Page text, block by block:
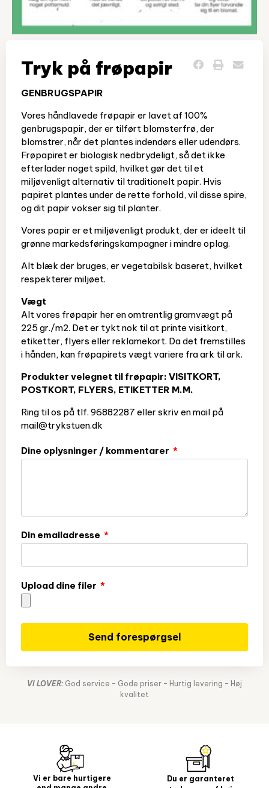
Tryk på frøpapir
GENBRUGSPAPIR
Vores håndlavede frøpapir er lavet af 100%
genbrugspapir, der er tilført blomsterfrø, der
blomstrer, når det plantes indendørs eller udendørs.
Frøpapiret er biologisk nedbrydeligt, så det ikke
efterlader noget spild, hvilket gør det til et
miljøvenligt alternativ til traditionelt papir. Hvis
papiret plantes under de rette forhold, vil disse spire,
og dit papir vokser sig til planter.
Vores papir er et miljøvenligt produkt, der er ideelt til
grønne markedsføringskampagner i mindre oplag.
Alt blæk der bruges, er vegetabilsk baseret, hvilket
respekterer miljøet.
Vægt
Alt vores frøpapir her en omtrentlig gramvægt på
225 gr./m2. Det er tykt nok til at printe visitkort,
etiketter, flyers eller reklamekort. Da det fremstilles
i hånden, kan frøpapirets vægt variere fra ark til ark.
Produkter velegnet til frøpapir: VISITKORT,
POSTKORT, FLYERS, ETIKETTER M.M.
Ring til os på tlf. 96882287 eller skriv en mail på
mail@trykstuen.dk
Dine oplysninger / kommentarer
Din emailadresse
Upload dine filer
Send forespørgsel
VI LOVER: God service – Gode priser – Hurtig levering – Høj
kvalitet
Vi er bare hurtigere
Du er garanteret